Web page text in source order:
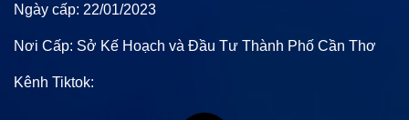
Ngày cấp: 22/01/2023
Nơi Cấp: Sở Kế Hoạch và Đầu Tư Thành Phố Cần Thơ
Kênh Tiktok: